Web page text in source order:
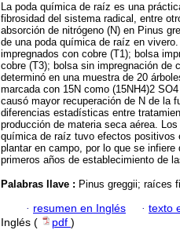
La poda química de raíz es una
fibrosidad del sistema radical, entre
absorción de nitrógeno (N) en Pinus
de una poda química de raíz en
impregnados con cobre (T1); bolsa
cobre (T3); bolsa sin impregnación de
determinó en una muestra de 20
marcada con 15N como (15NH4)2
causó mayor recuperación de N de la
diferencias estadísticas entre
producción de materia seca aérea.
química de raíz tuvo efectos positivos
plantar en campo, por lo que se
primeros años de establecimiento de
Palabras llave : Pinus greggii; raíces
· resumen en Inglés · texto
Inglés (
pdf )